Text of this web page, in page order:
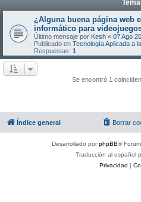
¿Alguna buena página web
informático para
Último mensaje por Kesh « 07 Ago
Publicado en Tecnología Aplicada a
Respuestas: 1
Se encontró 1
Índice general Borrar
Desarrollado porphpBB®
Traducción al español
Privacidad |